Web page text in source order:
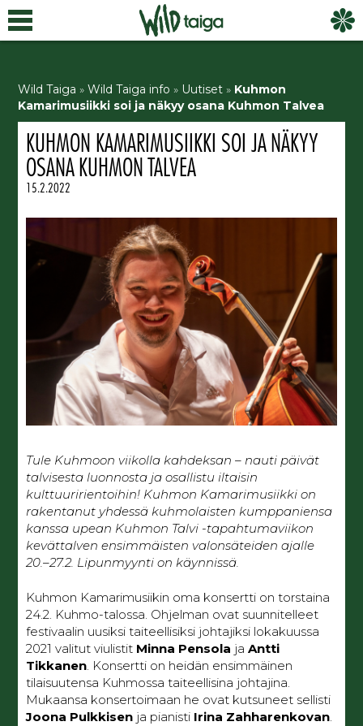
Wild Taiga »Wild Taiga info » Uutiset » Kuhmon
Kamarimusiikki soi ja näkyy osana Kuhmon Talvea
KUHMON KAMARIMUSIIKKI SOI JA NÄKYY
OSANA KUHMON TALVEA
15.2.2022
Tule Kuhmoon viikolla kahdeksan – nauti päivät
talvisesta luonnosta ja osallistu iltaisin
kulttuuririentoihin! Kuhmon Kamarimusiikki on
rakentanut yhdessä kuhmolaisten kumppaniensa
kanssa upean Kuhmon Talvi -tapahtumaviikon
kevättalven ensimmäisten valonsäteiden ajalle
20.–27.2. Lipunmyynti on käynnissä.
Kuhmon Kamarimusiikin oma konsertti on torstaina
24.2. Kuhmo-talossa. Ohjelman ovat suunnitelleet
festivaalin uusiksi taiteellisiksi johtajiksi lokakuussa
2021 valitut viulistit Minna Pensola jaAntti
Tikkanen. Konsertti on heidän ensimmäinen
tilaisuutensa Kuhmossa taiteellisina johtajina.
Mukaansa konsertoimaan he ovat kutsuneet sellisti
Joona Pulkkisen ja pianisti Irina Zahharenkovan.